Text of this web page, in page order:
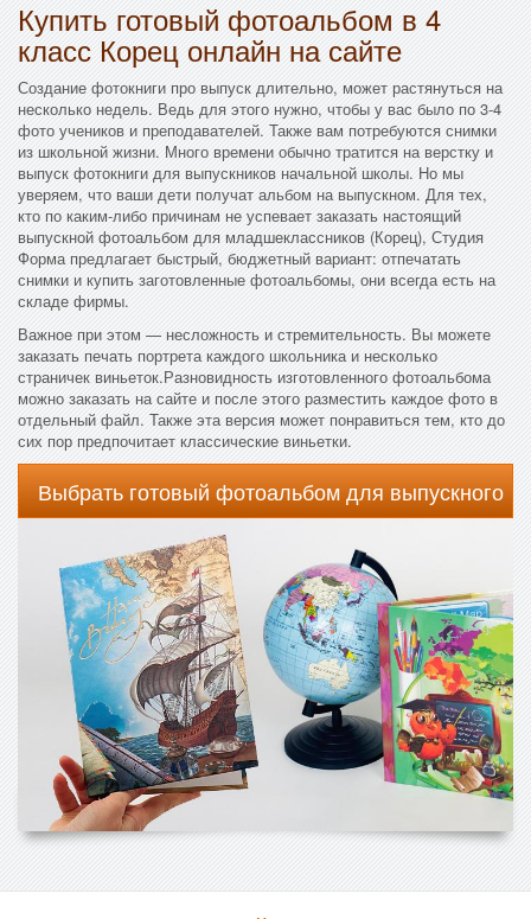
Купить готовый фотоальбом в 4
класс Корец онлайн на сайте
Создание фотокниги про выпуск длительно, может растянуться на
несколько недель. Ведь для этого нужно, чтобы у вас было по 3-4
фото учеников и преподавателей. Также вам потребуются снимки
из школьной жизни. Много времени обычно тратится на верстку и
выпуск фотокниги для выпускников начальной школы. Но мы
уверяем, что ваши дети получат альбом на выпускном. Для тех,
кто по каким-либо причинам не успевает заказать настоящий
выпускной фотоальбом для младшеклассников (Корец), Студия
Форма предлагает быстрый, бюджетный вариант: отпечатать
снимки и купить заготовленные фотоальбомы, они всегда есть на
складе фирмы.
Важное при этом — несложность и стремительность. Вы можете
заказать печать портрета каждого школьника и несколько
страничек виньеток.Разновидность изготовленного фотоальбома
можно заказать на сайте и после этого разместить каждое фото в
отдельный файл. Также эта версия может понравиться тем, кто до
сих пор предпочитает классические виньетки.
Выбрать готовый фотоальбом для выпускного